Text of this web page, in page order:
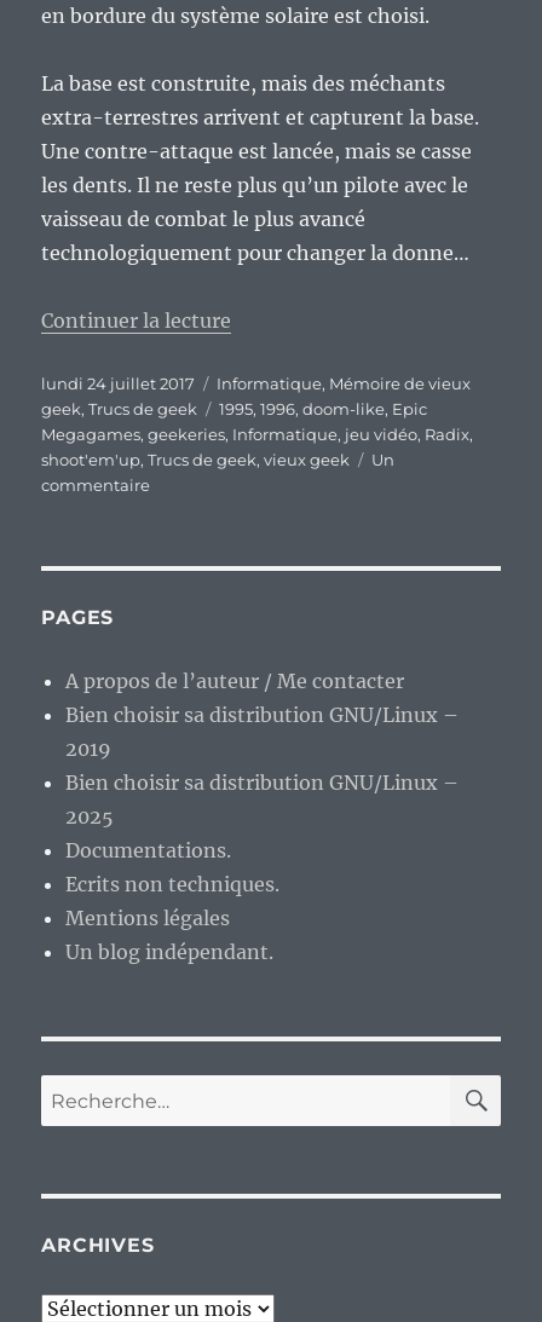
en bordure du système solaire est choisi.
La base est construite, mais des méchants
extra-terrestres arrivent et capturent la base.
Une contre-attaque est lancée, mais se casse
les dents. Il ne reste plus qu’un pilote avec le
vaisseau de combat le plus avancé
technologiquement pour changer la donne…
Continuer la lecture
Publié
le
lundi 24 juillet 2017 Catégories
Informatique, Mémoire de vieux
geek,Trucs de geek Étiquettes
1995,1996,doom-like, Epic
Megagames,geekeries, Informatique, jeu vidéo, Radix,
shoot'em'up,Trucs de geek,vieux geek
Un
commentairesur
Beyond
The
doom-
matiné
shoot’em’up.
PAGES
A propos de l’auteur / Me contacter
Bien choisir sa distribution GNU/Linux –
2019
Bien choisir sa distribution GNU/Linux –
2025
Documentations.
Ecrits non techniques.
Mentions légales
Un blog indépendant.
Recherche
pour :
ARCHIVES
Archives